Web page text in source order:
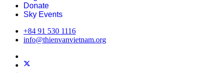
Donate
Sky Events
+84 91 530 1116
info@thienvanvietnam.org